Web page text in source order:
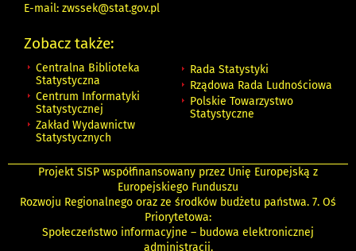
E-mail: zwssek@stat.gov.pl
Zobacz także:
Centralna Biblioteka
Statystyczna
Centrum Informatyki
Statystycznej
Zakład Wydawnictw
Statystycznych
Rada Statystyki
Rządowa Rada Ludnościowa
Polskie Towarzystwo
Statystyczne
Projekt SISP współfinansowany przez Unię Europejską z
Europejskiego Funduszu
Rozwoju Regionalnego oraz ze środków budżetu państwa. 7. Oś
Priorytetowa:
Społeczeństwo informacyjne – budowa elektronicznej
administracji.